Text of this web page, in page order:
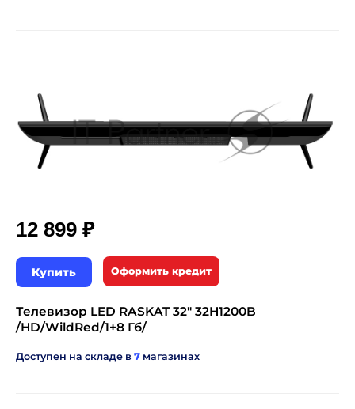
12 899 ₽
Купить Оформить кредит
Телевизор LED RASKAT 32" 32H1200B
/HD/WildRed/1+8 Гб/
Доступен на складе в 7 магазинах